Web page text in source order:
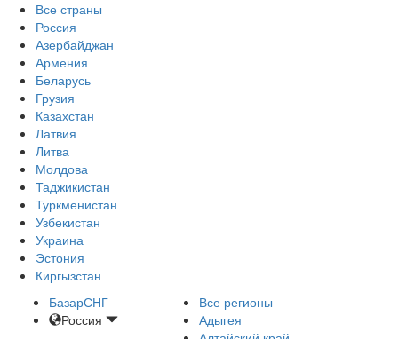
Все страны
Россия
Азербайджан
Армения
Беларусь
Грузия
Казахстан
Латвия
Литва
Молдова
Таджикистан
Туркменистан
Узбекистан
Украина
Эстония
Киргызстан
БазарСНГ
Россия
Все регионы
Адыгея